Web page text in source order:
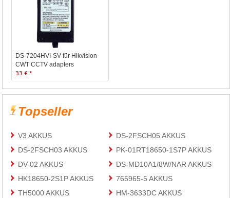
DS-7204HVI-SV für Hikvision
CWT CCTV adapters
33 € *
Topseller
V3 AKKUS
DS-2FSCH05 AKKUS
DS-2FSCH03 AKKUS
PK-01RT18650-1S7P AKKUS
DV-02 AKKUS
DS-MD10A1/8W/NAR AKKUS
HK18650-2S1P AKKUS
765965-5 AKKUS
TH5000 AKKUS
HM-3633DC AKKUS